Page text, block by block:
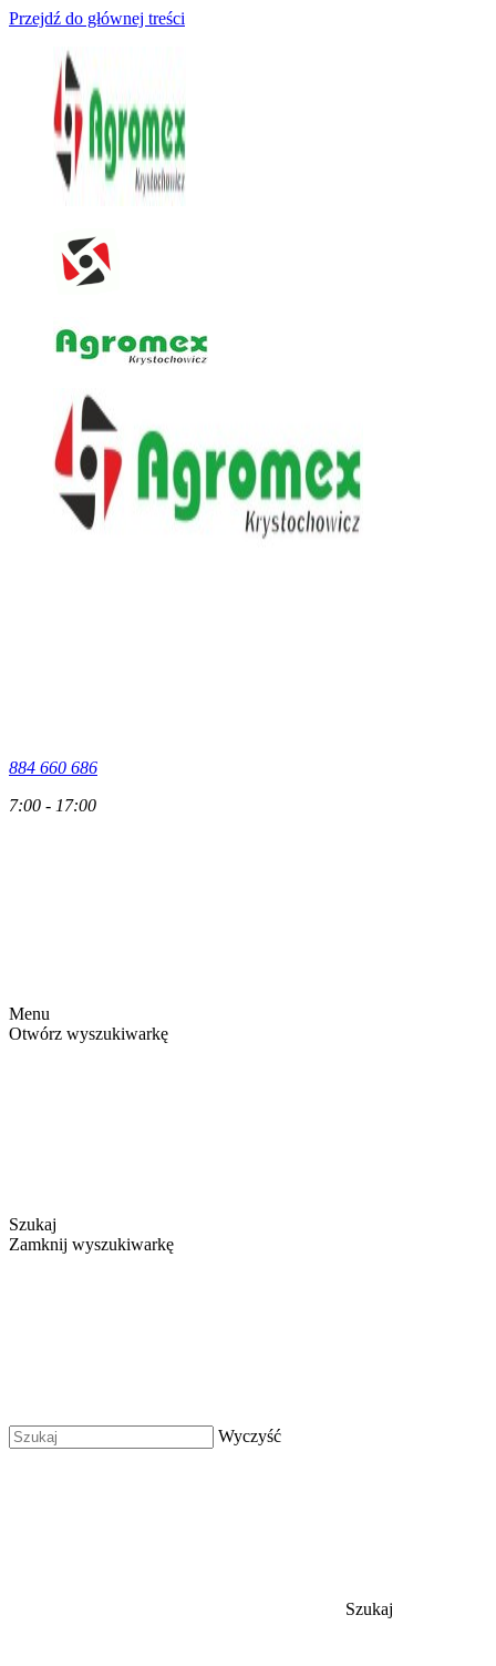
Przejdź do głównej treści
884 660 686
7:00 - 17:00
Menu
Otwórz wyszukiwarkę
Szukaj
Zamknij wyszukiwarkę
Wyczyść
Szukaj